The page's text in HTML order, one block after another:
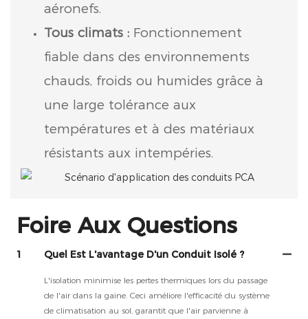
aéronefs.
Tous climats :Fonctionnement
fiable dans des environnements
chauds, froids ou humides grâce à
une large tolérance aux
températures et à des matériaux
résistants aux intempéries.
Foire Aux Questions
1 Quel Est L'avantage D'un Conduit Isolé ?
L'isolation minimise les pertes thermiques lors du passage
de l'air dans la gaine. Ceci améliore l'efficacité du système
de climatisation au sol, garantit que l'air parvienne à